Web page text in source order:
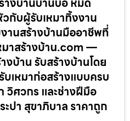
กับผู้รับเหมาทิ้งงาน
านสร้างบ้านมืออาชีพที่
มาสร้างบ้าน.com —
งบ้าน รับสร้างบ้านโดย
เหมาก่อสร้างแบบครบ
วิศวกร และช่างฝีมือ
ะปา สุขาภิบาล ราคาถูก